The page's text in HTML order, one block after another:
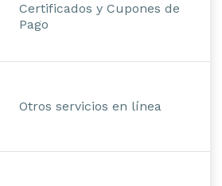
Certificados y Cupones de
Pago
Otros servicios en línea